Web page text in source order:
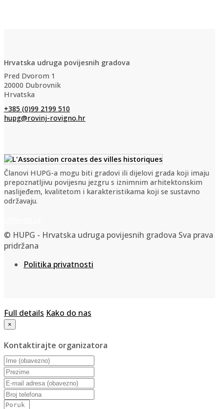
Hrvatska udruga povijesnih gradova
Pred Dvorom 1
20000 Dubrovnik
Hrvatska
+385 (0)99 2199 510
hupg@rovinj-rovigno.hr
Članovi HUPG-a mogu biti gradovi ili dijelovi grada koji imaju
prepoznatljivu povijesnu jezgru s iznimnim arhitektonskim
naslijeđem, kvalitetom i karakteristikama koji se sustavno
održavaju.
© HUPG - Hrvatska udruga povijesnih gradova Sva prava
pridržana
Politika privatnosti
Full details Kako do nas
×
Kontaktirajte organizatora